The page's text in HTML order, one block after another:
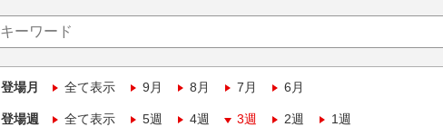
登場月 全て表示 9月 8月 7月 6月
登場週 全て表示 5週 4週 3週 2週 1週